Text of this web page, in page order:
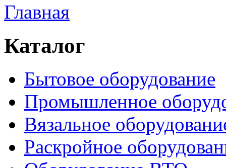
Главная
Каталог
Бытовое оборудование
Промышленное
Вязальное
Раскройное